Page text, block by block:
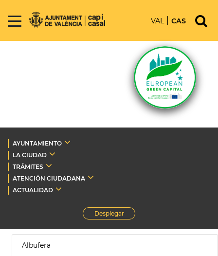
VAL CAS
AYUNTAMIENTO
LA CIUDAD
TRÁMITES
ATENCIÓN CIUDADANA
ACTUALIDAD
Desplegar
Albufera